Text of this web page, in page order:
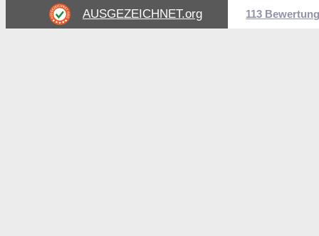
AUSGEZEICHNET.org 113